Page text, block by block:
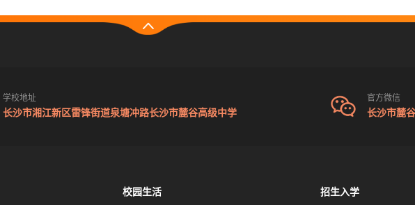
学校地址
长沙市湘江新区雷锋街道泉塘冲路长沙市麓谷高级中学
官方微信
长沙市麓
校园生活 招生入学